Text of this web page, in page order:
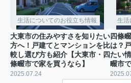
生活についてのお役立ち情報
大東市の住みやすさを知りたい
方へ！戸建てとマンションを比
較し選び方も紹介【大東市・四
條畷市で家を買うなら】
2025.07.24
生活
四條
は？
たい
畷市